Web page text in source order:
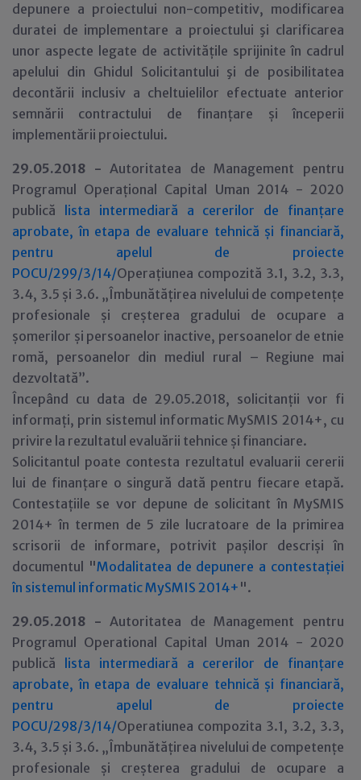
depunere a proiectului non-competitiv, modificarea
duratei de implementare a proiectului şi clarificarea
unor aspecte legate de activitățile sprijinite în cadrul
apelului din Ghidul Solicitantului şi de posibilitatea
decontării inclusiv a cheltuielilor efectuate anterior
semnării contractului de finanțare și începerii
implementării proiectului.
29.05.2018 -Autoritatea de Management pentru
Programul Operațional Capital Uman 2014 - 2020
publică
lista intermediară a cererilor de finanțare
aprobate, în etapa de evaluare tehnică și financiară,
pentru apelul de proiecte
POCU/299/3/14/Operațiunea compozită 3.1, 3.2, 3.3,
3.4, 3.5 și 3.6. „Îmbunătățirea nivelului de competențe
profesionale și creșterea gradului de ocupare a
șomerilor și persoanelor inactive, persoanelor de etnie
romă, persoanelor din mediul rural – Regiune mai
dezvoltată”.
Începând cu data de 29.05.2018, solicitanții vor fi
informați, prin sistemul informatic MySMIS 2014+, cu
privire la rezultatul evaluării tehnice și financiare.
Solicitantul poate contesta rezultatul evaluarii cererii
lui de finanțare o singură dată pentru fiecare etapă.
Contestațiile se vor depune de solicitant în MySMIS
2014+ în termen de 5 zile lucratoare de la primirea
scrisorii de informare, potrivit pașilor descriși în
documentul "Modalitatea de depunere a contestației
în sistemul informatic MySMIS 2014+ ".
29.05.2018 -Autoritatea de Management pentru
Programul Operational Capital Uman 2014 - 2020
publică
lista intermediară a cererilor de finanțare
aprobate, în etapa de evaluare tehnică și financiară,
pentru apelul de proiecte
POCU/298/3/14/Operatiunea compozita 3.1, 3.2, 3.3,
3.4, 3.5 și 3.6. „Îmbunătățirea nivelului de competențe
profesionale și creșterea gradului de ocupare a